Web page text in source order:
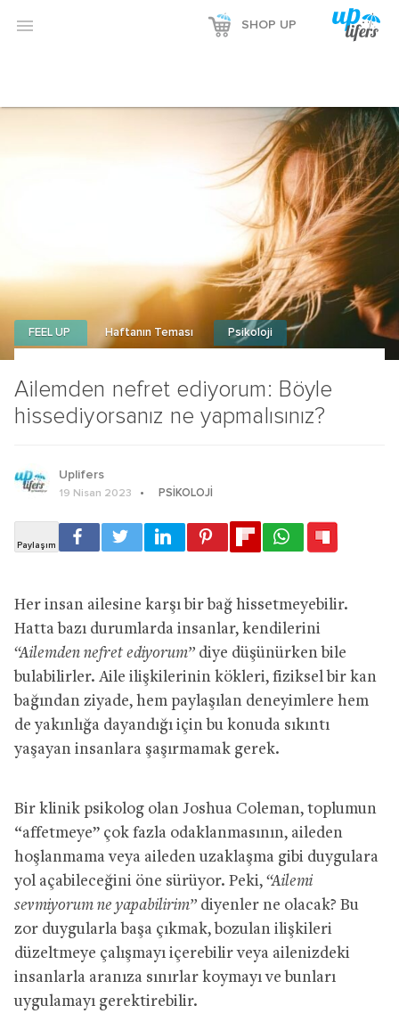
Reklamı Göster
Reklamı Gizle
 SHOP UP
Ailemden nefret ediyorum: Böyle
hissediyorsanız ne yapmalısınız?
FEEL UP Haftanın Teması Psikoloji
Uplifers
19 Nisan 2023 PSIKOLOJI
Her insan ailesine karşı bir bağ hissetmeyebilir.
Hatta bazı durumlarda insanlar, kendilerini
“Ailemden nefret ediyorum” diye düşünürken bile
bulabilirler. Aile ilişkilerinin kökleri, fiziksel bir kan
bağından ziyade, hem paylaşılan deneyimlere hem
de yakınlığa dayandığı için bu konuda sıkıntı
yaşayan insanlara şaşırmamak gerek.
Bir klinik psikolog olan Joshua Coleman, toplumun
“affetmeye” çok fazla odaklanmasının, aileden
hoşlanmama veya aileden uzaklaşma gibi duygulara
yol açabileceğini öne sürüyor. Peki, “Ailemi
sevmiyorum ne yapabilirim” diyenler ne olacak? Bu
zor duygularla başa çıkmak, bozulan ilişkileri
düzeltmeye çalışmayı içerebilir veya ailenizdeki
insanlarla aranıza sınırlar koymayı ve bunları
uygulamayı gerektirebilir.